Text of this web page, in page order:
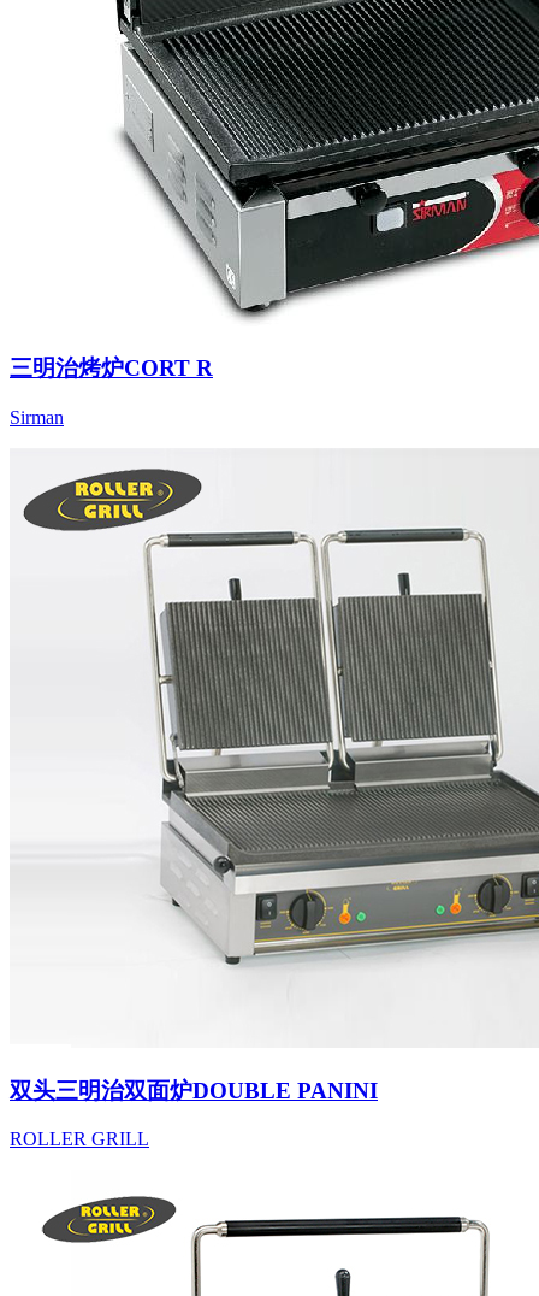
三明治烤炉CORT R
Sirman
双头三明治双面炉DOUBLE PANINI
ROLLER GRILL